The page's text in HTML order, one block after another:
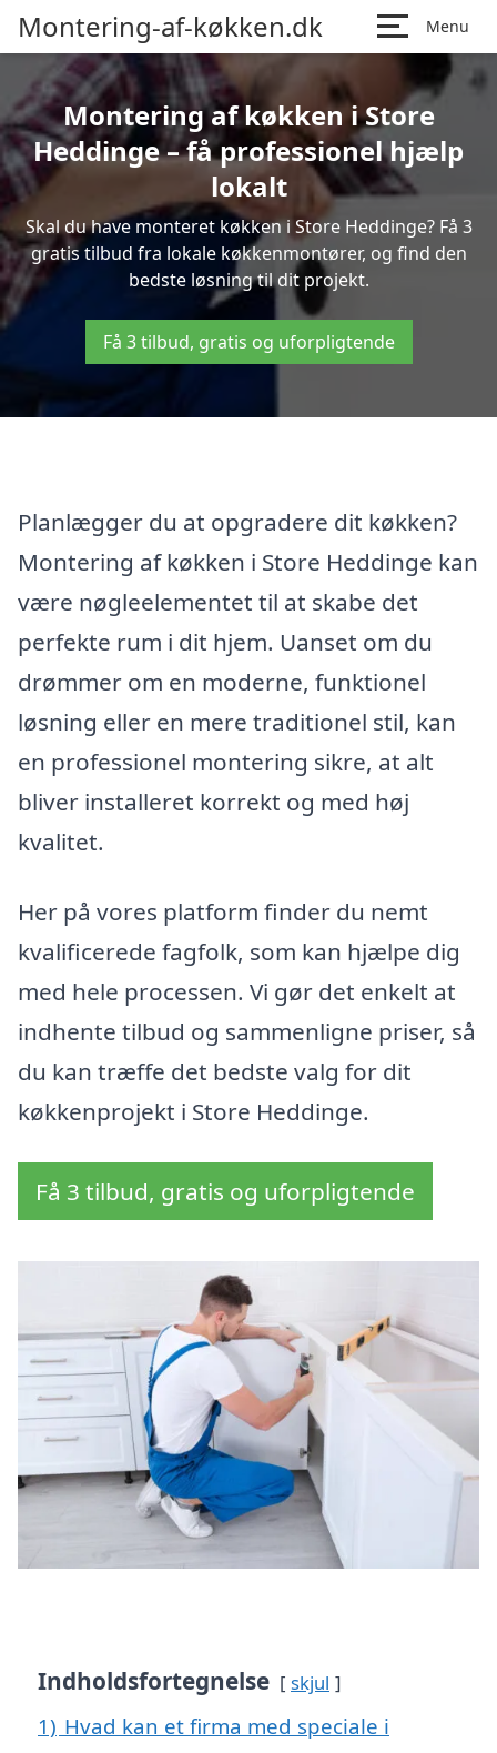
Montering-af-køkken.dk Menu
Montering af køkken i Store
Heddinge – få professionel hjælp
lokalt
Skal du have monteret køkken i Store Heddinge? Få 3
gratis tilbud fra lokale køkkenmontører, og find den
bedste løsning til dit projekt.
Få 3 tilbud, gratis og uforpligtende
Planlægger du at opgradere dit køkken?
Montering af køkken i Store Heddinge kan
være nøgleelementet til at skabe det
perfekte rum i dit hjem. Uanset om du
drømmer om en moderne, funktionel
løsning eller en mere traditionel stil, kan
en professionel montering sikre, at alt
bliver installeret korrekt og med høj
kvalitet.
Her på vores platform finder du nemt
kvalificerede fagfolk, som kan hjælpe dig
med hele processen. Vi gør det enkelt at
indhente tilbud og sammenligne priser, så
du kan træffe det bedste valg for dit
køkkenprojekt i Store Heddinge.
Få 3 tilbud, gratis og uforpligtende
Indholdsfortegnelse skjul
1) Hvad kan et firma med speciale i